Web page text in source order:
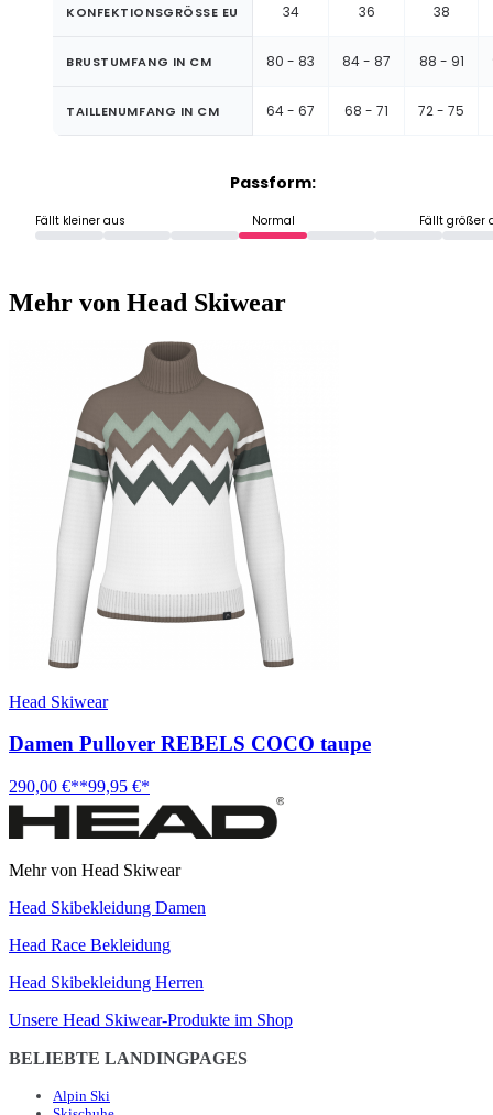
KONFEKTIONSGRÖSSE EU 34 36 38
BRUSTUMFANG IN CM 80 - 83 84 - 87 88 - 91
TAILLENUMFANG IN CM 64 - 67 68 - 71 72 - 75
Passform:
Fällt kleiner aus Normal Fällt größer
Mehr von Head Skiwear
Head Skiwear
Damen Pullover REBELS COCO taupe
290,00 €**99,95 €*
Mehr von Head Skiwear
Head Skibekleidung Damen
Head Race Bekleidung
Head Skibekleidung Herren
Unsere Head Skiwear-Produkte im Shop
BELIEBTE LANDINGPAGES
Alpin Ski